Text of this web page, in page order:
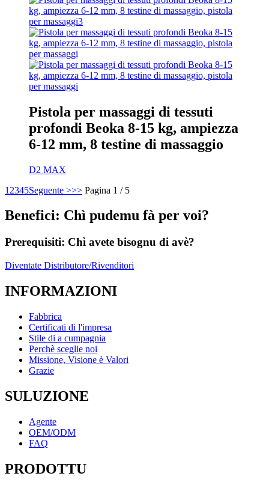
Pistola per massaggi di tessuti
profondi Beoka 8-15 kg, ampiezza
6-12 mm, 8 testine di massaggio
D2 MAX
1 2345Seguente >>> Pagina 1 / 5
Benefici: Chì pudemu fà per voi?
Prerequisiti: Chì avete bisognu di avè?
Diventate Distributore/Rivenditori
INFORMAZIONI
Fabbrica
Certificati di l'impresa
Stile di a cumpagnia
Perchè sceglie noi
Missione, Visione è Valori
Grazie
SULUZIONE
Agente
OEM/ODM
FAQ
PRODOTTU